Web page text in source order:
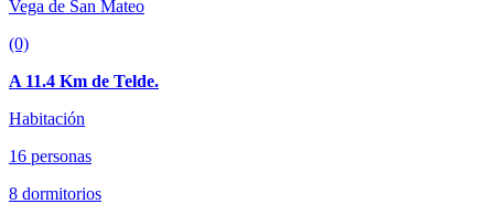
Vega de San Mateo
(0)
A 11.4 Km de Telde.
Habitación
16 personas
8 dormitorios